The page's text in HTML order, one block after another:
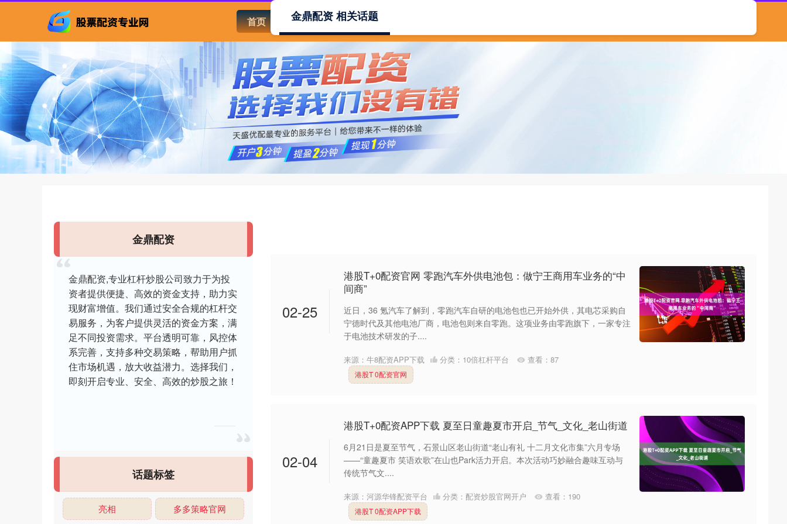
首页 金鼎配资 10倍杠杆平台
金鼎配资 相关话题
02-25
港股T+0配资官网 零跑汽车外供电池包：做宁王商用车业务的“中
间商”
近日，36 氪汽车了解到，零跑汽车自研的电池包也已开始外供，其电芯采购自
宁德时代及其他电池厂商，电池包则来自零跑。这项业务由零跑旗下，一家专注
于电池技术研发的子....
来源：牛8配资APP下载 分类： 10倍杠杆平台 查看： 87
港股T 0配资官网
02-04
港股T+0配资APP下载 夏至日童趣夏市开启_节气_文化_老山街道
6月21日是夏至节气，石景山区老山街道“老山有礼 十二月文化市集”六月专场
——“童趣夏市 笑语欢歌”在山也Park活力开启。本次活动巧妙融合趣味互动与
传统节气文....
来源：河源华锋配资平台 分类： 配资炒股官网开户 查看： 190
港股T 0配资APP下载
金鼎配资
金鼎配资,专业杠杆炒股公司致力于为投
资者提供便捷、高效的资金支持，助力实
现财富增值。我们通过安全合规的杠杆交
易服务，为客户提供灵活的资金方案，满
足不同投资需求。平台透明可靠，风控体
系完善，支持多种交易策略，帮助用户抓
住市场机遇，放大收益潜力。选择我们，
即刻开启专业、安全、高效的炒股之旅！
话题标签
亮相 多多策略官网